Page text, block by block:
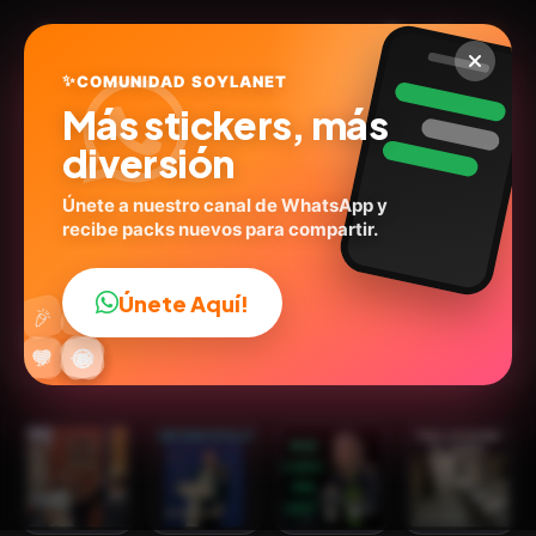
Mis pegatinas
@dynnk.lc ID:
30stickers Personas Expresiones
😎
😂
🔥
💬
❤️ ✨
🤩
😜
🎉 👍
✨COMUNIDAD SOYLANET
Más stickers, más
diversión
Únete a nuestro canal de WhatsApp y
recibe packs nuevos para compartir.
Únete Aquí!